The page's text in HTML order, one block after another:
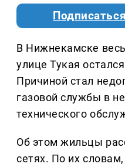
В Нижнекамске
улице Тукая
Причиной стал
газовой службы в
технического
Об этом жильцы
сетях. По их